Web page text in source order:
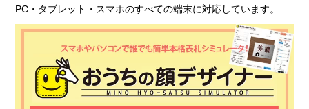
PC・タブレット・スマホのすべての端末に対応しています。